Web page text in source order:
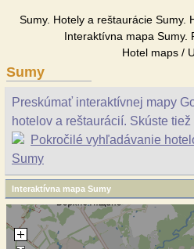
Sumy. Hotely a reštaurácie Sumy.
Interaktívna mapa Sumy.
Hotel maps /
Sumy
Preskúmať interaktívnej mapy
hotelov a reštaurácií. Skúste tiež
Pokročilé vyhľadávanie
Sumy
Interaktívna mapa Sumy